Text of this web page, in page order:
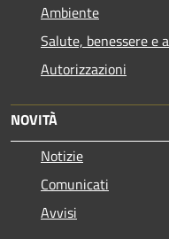
Ambiente
Salute, benessere e
Autorizzazioni
NOVITÀ
Notizie
Comunicati
Avvisi